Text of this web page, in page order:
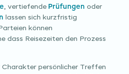
, vertiefende Prüfungen oder
lassen sich kurzfristig
können
dass Reisezeiten den Prozess
persönlicher Treffen